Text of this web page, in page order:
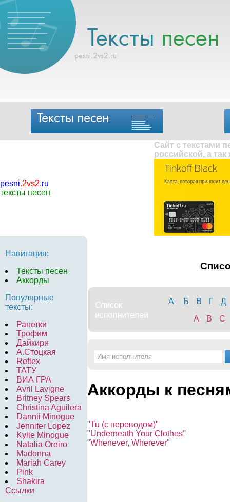
pesni.2vs2.ru
тексты песен
Сайт с текстами
российской, а
Навигация:
Тексты песен
Аккорды
Популярные
тексты:
Ранетки
Трофим
Дайкири
А.Стоцкая
Reflex
ТАТУ
ВИА ГРА
Avril Lavigne
Britney Spears
Christina Aguilera
Dannii Minogue
Jennifer Lopez
Kylie Minogue
Natalia Oreiro
Madonna
Mariah Carey
Pink
Shakira
Ссылки
А Б В Г
Д
A
B C
Аккорды к
"Tu (с переводом)"
"Underneath Your Clothes"
"Whenever, Wherever"